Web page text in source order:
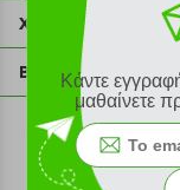
211 2000 700
info@plus4u.gr
Χρήσιμες
Η εταιρία
Σημεία
Ευκαιρίες
Όροι χρήσης
Βοήθεια
Εξέλιξη
Τρόποι
Τρόποι πληρωμής
Κάντε
μαθαίνετε